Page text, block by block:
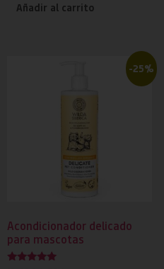
Añadir al carrito
-25%
Acondicionador delicado
para mascotas